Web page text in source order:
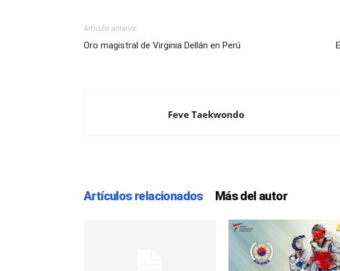
Artículo anterior
Oro magistral de Virginia Dellán en Perú
Feve Taekwondo
Artículos relacionados Más del autor